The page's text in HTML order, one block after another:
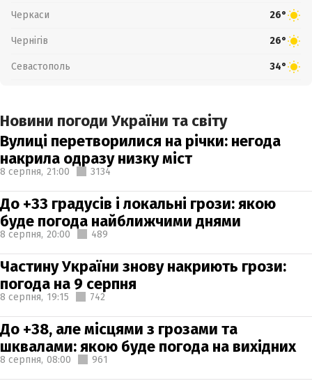
Черкаси 26°
Чернігів 26°
Севастополь 34°
Новини погоди України та світу
Вулиці перетворилися на річки: негода
накрила одразу низку міст
8 серпня, 21:00 3134
До +33 градусів і локальні грози: якою
буде погода найближчими днями
8 серпня, 20:00 489
Частину України знову накриють грози:
погода на 9 серпня
8 серпня, 19:15 742
До +38, але місцями з грозами та
шквалами: якою буде погода на вихідних
8 серпня, 08:00 961